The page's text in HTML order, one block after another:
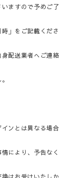
ますので予めご了
」をご記載くださ
配送業者へご連絡
ンとは異なる場合
により、予告なく